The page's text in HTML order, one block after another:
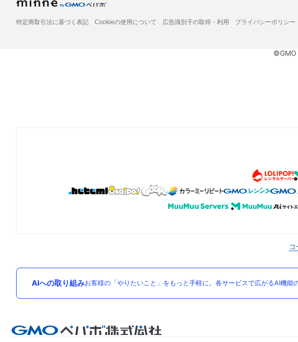
特定商取引法に基づく表記 Cookieの使用について 広告識別子の取得・利用 プライバシーポリシー
©GMO
AIへの取り組みお客様の「やりたいこと」をもっと手軽に。各サービスで広がるAI機能